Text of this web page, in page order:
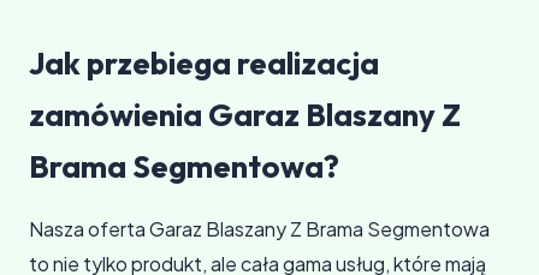
Jak przebiega realizacja
zamówienia Garaz Blaszany Z
Brama Segmentowa?
Nasza oferta Garaz Blaszany Z Brama Segmentowa
to nie tylko produkt, ale cała gama usług, które mają